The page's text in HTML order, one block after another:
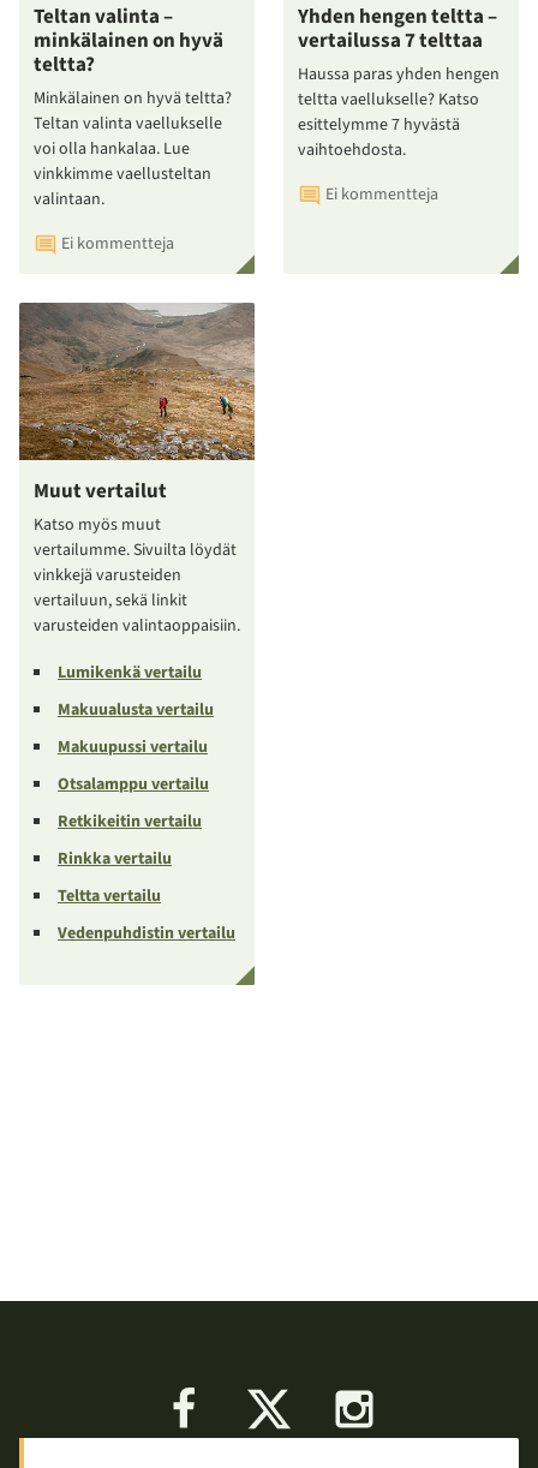
Teltan valinta –
minkälainen on hyvä
teltta?
Minkälainen on hyvä teltta?
Teltan valinta vaellukselle
voi olla hankalaa. Lue
vinkkimme vaellusteltan
valintaan.
Ei kommentteja
Yhden hengen teltta –
vertailussa 7 telttaa
Haussa paras yhden hengen
teltta vaellukselle? Katso
esittelymme 7 hyvästä
vaihtoehdosta.
Ei kommentteja
Muut vertailut
Katso myös muut
vertailumme. Sivuilta löydät
vinkkejä varusteiden
vertailuun, sekä linkit
varusteiden valintaoppaisiin.
Lumikenkä vertailu
Makuualusta vertailu
Makuupussi vertailu
Otsalamppu vertailu
Retkikeitin vertailu
Rinkka vertailu
Teltta vertailu
Vedenpuhdistin vertailu
Facebook